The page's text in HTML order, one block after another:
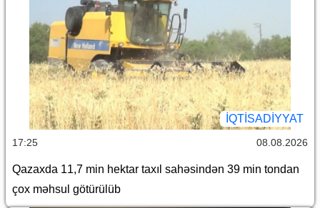
İQTİSADİYYAT
17:25 08.08.2026
Qazaxda 11,7 min hektar taxıl sahəsindən 39 min tondan
çox məhsul götürülüb